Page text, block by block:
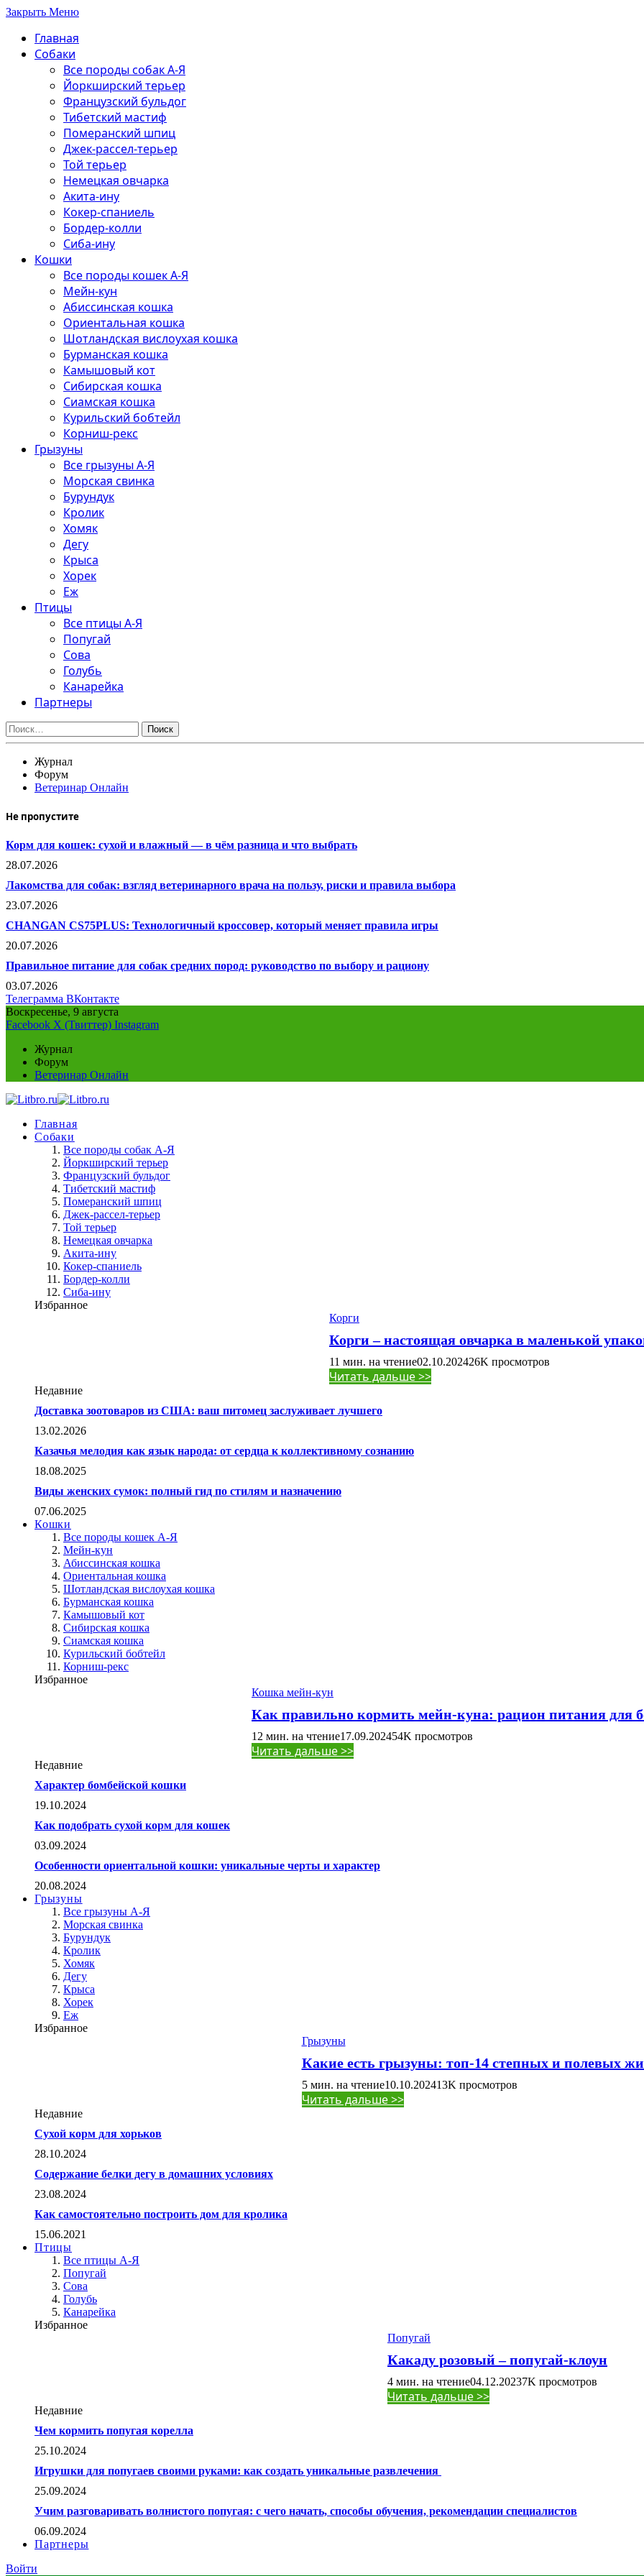
Закрыть Меню
Главная
Собаки
Все породы собак А-Я
Йоркширский терьер
Французский бульдог
Тибетский мастиф
Померанский шпиц
Джек-рассел-терьер
Той терьер
Немецкая овчарка
Акита-ину
Кокер-спаниель
Бордер-колли
Сиба-ину
Кошки
Все породы кошек А-Я
Мейн-кун
Абиссинская кошка
Ориентальная кошка
Шотландская вислоухая кошка
Бурманская кошка
Камышовый кот
Сибирская кошка
Сиамская кошка
Курильский бобтейл
Корниш-рекс
Грызуны
Все грызуны А-Я
Морская свинка
Бурундук
Кролик
Хомяк
Дегу
Крыса
Хорек
Еж
Птицы
Все птицы А-Я
Попугай
Сова
Голубь
Канарейка
Партнеры
Найти:
Журнал
Форум
Ветеринар Онлайн
Не пропустите
Корм для кошек: сухой и влажный — в чём разница и что выбрать
28.07.2026
Лакомства для собак: взгляд ветеринарного врача на пользу, риски и правила выбора
23.07.2026
CHANGAN CS75PLUS: Технологичный кроссовер, который меняет правила игры
20.07.2026
Правильное питание для собак средних пород: руководство по выбору и рациону
03.07.2026
Телеграмма ВКонтакте
Воскресенье, 9 августа
Facebook X (Твиттер) Instagram
Журнал
Форум
Ветеринар Онлайн
Главная
Собаки
Все породы собак А-Я
Йоркширский терьер
Французский бульдог
Тибетский мастиф
Померанский шпиц
Джек-рассел-терьер
Той терьер
Немецкая овчарка
Акита-ину
Кокер-спаниель
Бордер-колли
Сиба-ину
Избранное
Корги
Корги – настоящая овчарка в маленькой
11 мин. на чтение02.10.202426K просмотров
Читать дальше >>
Недавние
Доставка зоотоваров из США: ваш питомец заслуживает лучшего
13.02.2026
Казачья мелодия как язык народа: от сердца к коллективному сознанию
18.08.2025
Виды женских сумок: полный гид по стилям и назначению
07.06.2025
Кошки
Все породы кошек А-Я
Мейн-кун
Абиссинская кошка
Ориентальная кошка
Шотландская вислоухая кошка
Бурманская кошка
Камышовый кот
Сибирская кошка
Сиамская кошка
Курильский бобтейл
Корниш-рекс
Избранное
Кошка мейн-кун
Как правильно кормить мейн-куна: рацион питания для
12 мин. на чтение17.09.202454K просмотров
Читать дальше >>
Недавние
Характер бомбейской кошки
19.10.2024
Как подобрать сухой корм для кошек
03.09.2024
Особенности ориентальной кошки: уникальные черты и характер
20.08.2024
Грызуны
Все грызуны А-Я
Морская свинка
Бурундук
Кролик
Хомяк
Дегу
Крыса
Хорек
Еж
Избранное
Грызуны
Какие есть грызуны: топ-14 степных и полевых
5 мин. на чтение10.10.202413K просмотров
Читать дальше >>
Недавние
Сухой корм для хорьков
28.10.2024
Содержание белки дегу в домашних условиях
23.08.2024
Как самостоятельно построить дом для кролика
15.06.2021
Птицы
Все птицы А-Я
Попугай
Сова
Голубь
Канарейка
Избранное
Попугай
Какаду розовый – попугай-клоун
4 мин. на чтение04.12.20237K просмотров
Читать дальше >>
Недавние
Чем кормить попугая корелла
25.10.2024
Игрушки для попугаев своими руками: как создать уникальные развлечения
25.09.2024
Учим разговаривать волнистого попугая: с чего начать, способы обучения, рекомендации специалистов
06.09.2024
Партнеры
Войти